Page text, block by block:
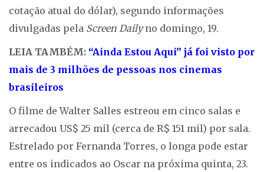
cotação atual do dólar), segundo informações
divulgadas pela Screen Dailyno domingo, 19.
LEIA TAMBÉM: “Ainda Estou Aqui” já foi visto por
mais de 3 milhões de pessoas nos cinemas
brasileiros
O filme de Walter Salles estreou em cinco salas e
arrecadou US$ 25 mil (cerca de R$ 151 mil) por sala.
Estrelado por Fernanda Torres, o longa pode estar
entre os indicados ao Oscar na próxima quinta, 23.